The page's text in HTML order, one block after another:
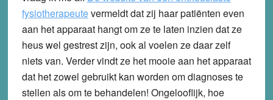
fysiotherapeutevermeldt dat zij haar patiënten even
aan het apparaat hangt om ze te laten inzien dat ze
heus wel gestrest zijn, ook al voelen ze daar zelf
niets van. Verder vindt ze het mooie aan het apparaat
dat het zowel gebruikt kan worden om diagnoses te
stellen als om te behandelen! Ongelooflijk, hoe